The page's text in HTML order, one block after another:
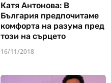
Катя Антонова: В
България предпочитаме
комфорта на разума пред
този на сърцето
16/11/2018